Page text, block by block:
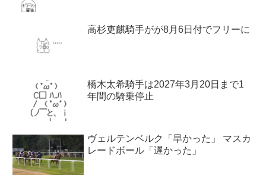
高杉吏麒騎手がが8月6日付でフリーに
橋木太希騎手は2027年3月20日まで1
年間の騎乗停止
ヴェルテンベルク「早かった」 マスカ
レードボール「遅かった」